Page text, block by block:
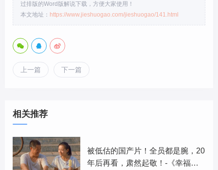
过排版的Word版解说下载，方便大家使用！
本文地址： https://www.jieshuogao.com/jieshuogao/141.html
上一篇 下一篇
相关推荐
被低估的国产片！全员都是腕，20
年后再看，肃然起敬！-《幸福时